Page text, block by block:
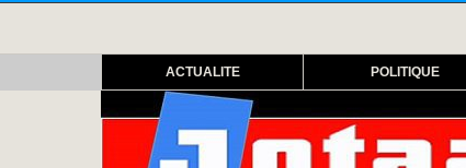
ACTUALITE POLITIQUE